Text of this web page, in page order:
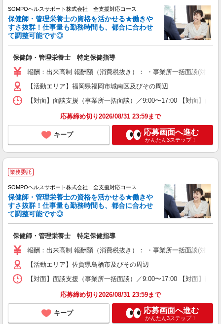
SOMPOヘルスサポート株式会社 全支援対応コース
保健師・管理栄養士の資格を活かせる★働きや
すさ抜群！仕事量も勤務時間も、都合に合わせ
て調整可能です◎
保健師・管理栄養士 特定保健指導
報酬：出来高制 報酬額（消費税抜き）： ・事業所一括面談(対
【活動エリア】福岡県福岡市城南区及びその周辺
【対面】面談支援（事業所一括面談）／9:00〜17:00 【対面】面
応募締め切り2026/08/31 23:59まで
キープ 応募画面へ進む
かんたん3ステップ！
業務委託
SOMPOヘルスサポート株式会社 全支援対応コース
保健師・管理栄養士の資格を活かせる★働きや
すさ抜群！仕事量も勤務時間も、都合に合わせ
て調整可能です◎
保健師・管理栄養士 特定保健指導
報酬：出来高制 報酬額（消費税抜き）： ・事業所一括面談(対
【活動エリア】佐賀県鳥栖市及びその周辺
【対面】面談支援（事業所一括面談）／9:00〜17:00 【対面】面
応募締め切り2026/08/31 23:59まで
キープ 応募画面へ進む
かんたん3ステップ！